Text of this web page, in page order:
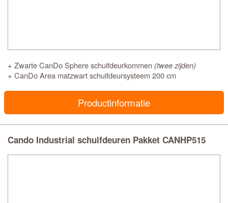
+ Zwarte CanDo Sphere schuifdeurkommen (twee zijden)
+ CanDo Area matzwart schuifdeursysteem 200 cm
Productinformatie
Cando Industrial schuifdeuren Pakket CANHP515